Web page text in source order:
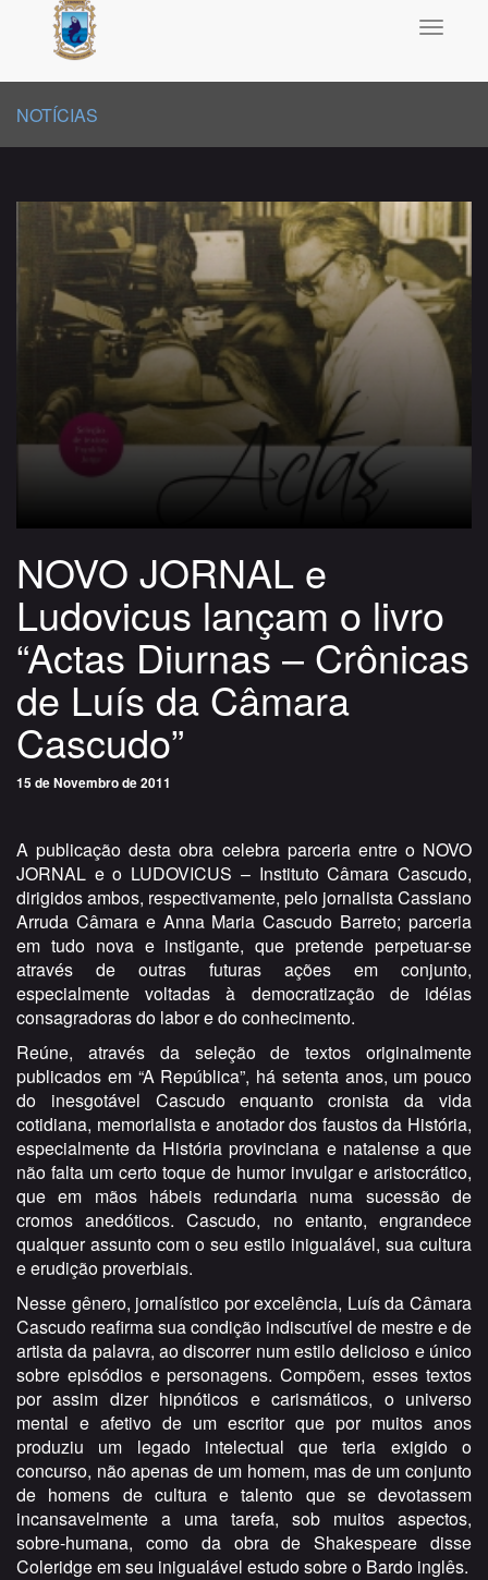
Toggle
NOTÍCIAS
NOVO JORNAL e
Ludovicus lançam o livro
“Actas Diurnas – Crônicas
de Luís da Câmara
Cascudo”
15 de Novembro de 2011
A publicação desta obra celebra parceria entre o NOVO
JORNAL e o LUDOVICUS – Instituto Câmara Cascudo,
dirigidos ambos, respectivamente, pelo jornalista Cassiano
Arruda Câmara e Anna Maria Cascudo Barreto; parceria
em tudo nova e instigante, que pretende perpetuar-se
através de outras futuras ações em conjunto,
especialmente voltadas à democratização de idéias
consagradoras do labor e do conhecimento.
Reúne, através da seleção de textos originalmente
publicados em “A República”, há setenta anos, um pouco
do inesgotável Cascudo enquanto cronista da vida
cotidiana, memorialista e anotador dos faustos da História,
especialmente da História provinciana e natalense a que
não falta um certo toque de humor invulgar e aristocrático,
que em mãos hábeis redundaria numa sucessão de
cromos anedóticos. Cascudo, no entanto, engrandece
qualquer assunto com o seu estilo inigualável, sua cultura
e erudição proverbiais.
Nesse gênero, jornalístico por excelência, Luís da Câmara
Cascudo reafirma sua condição indiscutível de mestre e de
artista da palavra, ao discorrer num estilo delicioso e único
sobre episódios e personagens. Compõem, esses textos
por assim dizer hipnóticos e carismáticos, o universo
mental e afetivo de um escritor que por muitos anos
produziu um legado intelectual que teria exigido o
concurso, não apenas de um homem, mas de um conjunto
de homens de cultura e talento que se devotassem
incansavelmente a uma tarefa, sob muitos aspectos,
sobre-humana, como da obra de Shakespeare disse
Coleridge em seu inigualável estudo sobre o Bardo inglês.